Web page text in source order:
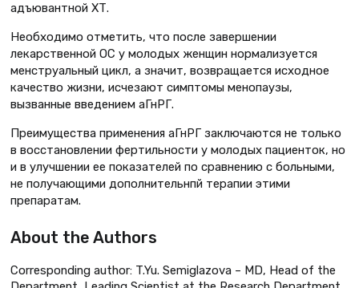
адъювантной ХТ.
Необходимо отметить, что после завершении
лекарственной ОС у молодых женщин нормализуется
менструальный цикл, а значит, возвращается исходное
качество жизни, исчезают симптомы менопаузы,
вызванные введением аГнРГ.
Преимущества применения аГнРГ заключаются не только
в восстановлении фертильности у молодых пациенток, но
и в улучшении ее показателей по сравнению с больными,
не получающими дополнительнпй терапии этими
препаратам.
About the Authors
Corresponding author: T.Yu. Semiglazova – MD, Head of the